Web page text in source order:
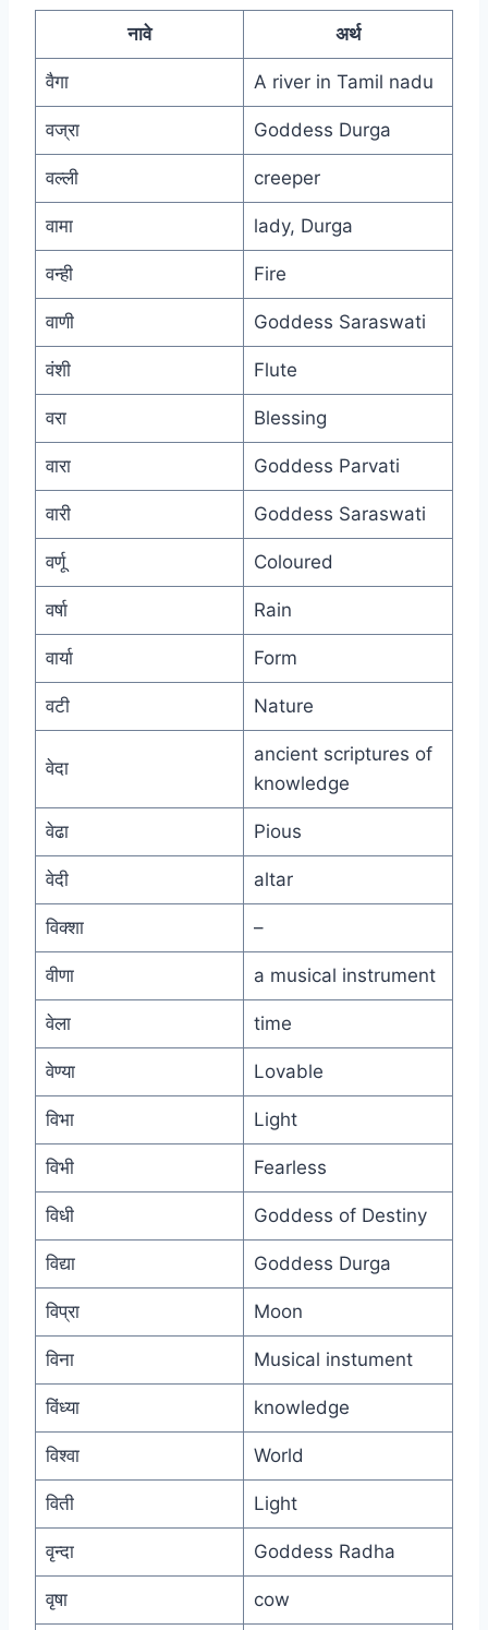
नावे अर्थ
वैगा A river in Tamil nadu
वज्रा Goddess Durga
वल्ली creeper
वामा lady, Durga
वन्ही Fire
वाणी Goddess Saraswati
वंशी Flute
वरा Blessing
वारा Goddess Parvati
वारी Goddess Saraswati
वर्णू Coloured
वर्षा Rain
वार्या Form
वटी Nature
वेदा
ancient scriptures of
knowledge
वेढा Pious
वेदी altar
विक्शा –
वीणा a musical instrument
वेला time
वेण्या Lovable
विभा Light
विभी Fearless
विधी Goddess of Destiny
विद्या Goddess Durga
विप्रा Moon
विना Musical instument
विंध्या knowledge
विश्वा World
विती Light
वृन्दा Goddess Radha
वृषा cow